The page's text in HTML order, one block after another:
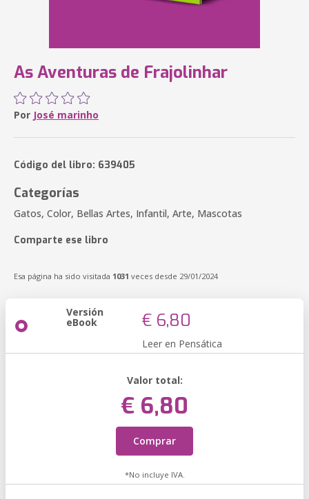
As Aventuras de Frajolinhar
Por José marinho
Código del libro: 639405
Categorías
Gatos, Color, Bellas Artes, Infantil, Arte, Mascotas
Comparte ese libro
Esa página ha sido visitada 1031 veces desde 29/01/2024
Versión
eBook € 6,80
Leer en Pensática
Valor total:
€ 6,80
Comprar
*No incluye IVA.